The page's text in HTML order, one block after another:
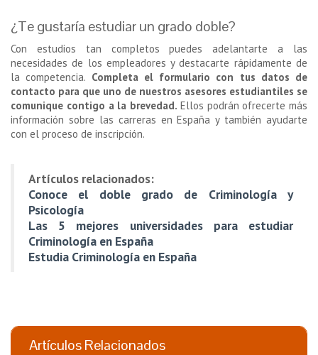
¿Te gustaría estudiar un grado doble?
Con estudios tan completos puedes adelantarte a las
necesidades de los empleadores y destacarte rápidamente de
la competencia. Completa el formulario con tus datos de
contacto para que uno de nuestros asesores estudiantiles se
comunique contigo a la brevedad. Ellos podrán ofrecerte más
información sobre las carreras en España y también ayudarte
con el proceso de inscripción.
Artículos relacionados:
Conoce el doble grado de Criminología y
Psicología
Las 5 mejores universidades para estudiar
Criminología en España
Estudia Criminología en España
Artículos Relacionados